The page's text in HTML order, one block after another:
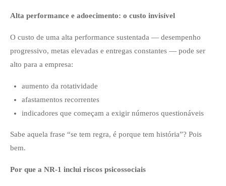
Alta performance e adoecimento: o custo invisível
O custo de uma alta performance sustentada — desempenho
progressivo, metas elevadas e entregas constantes — pode ser
alto para a empresa:
aumento da rotatividade
afastamentos recorrentes
indicadores que começam a exigir números questionáveis
Sabe aquela frase “se tem regra, é porque tem história”? Pois
bem.
Por que a NR-1 inclui riscos psicossociais